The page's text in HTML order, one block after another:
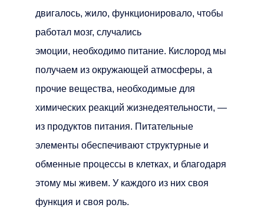
двигалось, жило, функционировало, чтобы
работал мозг, случались
эмоции, необходимо питание. Кислород мы
получаем из окружающей атмосферы, а
прочие вещества, необходимые для
химических реакций жизнедеятельности, —
из продуктов питания. Питательные
элементы обеспечивают структурные и
обменные процессы в клетках, и благодаря
этому мы живем. У каждого из них своя
функция и своя роль.